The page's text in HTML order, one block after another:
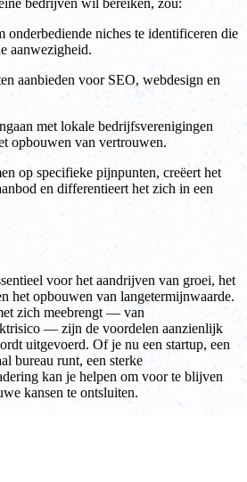
bedrijven wil bereiken, zou:
onderbediende niches te identificeren die
aanwezigheid.
aanbieden voor SEO, webdesign en
met lokale bedrijfsverenigingen
opbouwen van vertrouwen.
op specifieke pijnpunten, creëert het
en differentieert het zich in een
voor het aandrijven van groei, het
het opbouwen van langetermijnwaarde.
zich meebrengt — van
— zijn de voordelen aanzienlijk
uitgevoerd. Of je nu een startup, een
bureau runt, een sterke
kan je helpen om voor te blijven
kansen te ontsluiten.